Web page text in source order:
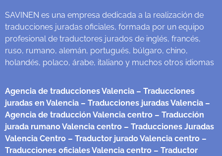
SAVINEN es una empresa dedicada a la realización de
traducciones juradas oficiales, formada por un equipo
profesional de traductores jurados de inglés, francés,
ruso, rumano, alemán, portugués, búlgaro, chino,
holandés, polaco, árabe, italiano y muchos otros idiomas
Agencia de traducciones Valencia – Traducciones
juradas en Valencia – Traducciones juradas Valencia –
Agencia de traducción Valencia centro – Traducción
jurada rumano Valencia centro – Traducciones Juradas
Valencia Centro – Traductor jurado Valencia centro –
Traducciones oficiales Valencia centro – Traductor